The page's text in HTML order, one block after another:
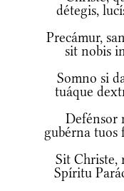
détegis,
Precámur,
sit nobis
Somno si
tuáque
Defénsor
gubérna tuos
Sit Christe,
Spíritu